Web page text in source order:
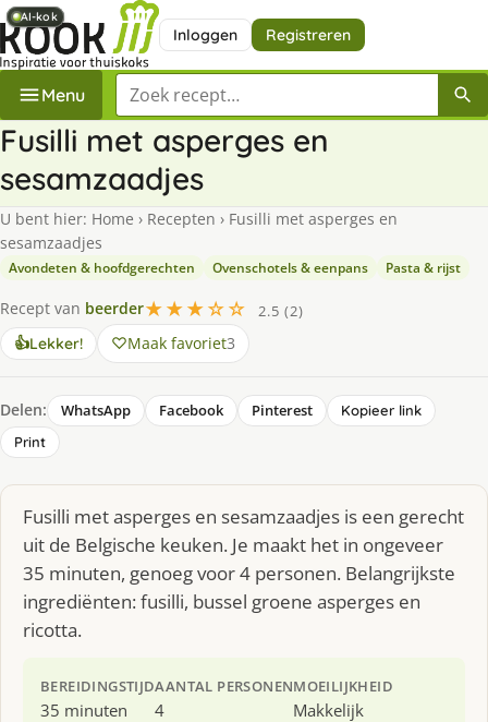
Inloggen Registreren
Menu Zoek een recept
Fusilli met asperges en
sesamzaadjes
U bent hier: Home › Recepten › Fusilli met asperges en
sesamzaadjes
Avondeten & hoofdgerechten Ovenschotels & eenpans Pasta & rijst
Recept van beerder★★★☆☆
2.5 (2)
👍Lekker! Maak favoriet3
Delen: WhatsApp Facebook Pinterest
Kopieer link
Print
Fusilli met asperges en sesamzaadjes is een gerecht
uit de Belgische keuken. Je maakt het in ongeveer
35 minuten, genoeg voor 4 personen. Belangrijkste
ingrediënten: fusilli, bussel groene asperges en
ricotta.
BEREIDINGSTIJD
35 minuten
AANTAL PERSONEN
4
MOEILIJKHEID
Makkelijk
AI-kok
AI-kok
AI-kok